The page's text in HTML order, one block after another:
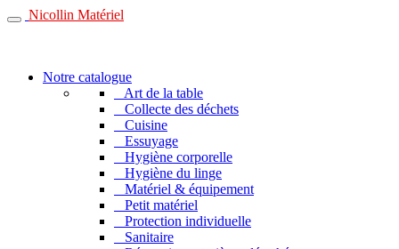
Nicollin Matériel
Notre catalogue
Art de la table
Collecte des déchets
Cuisine
Essuyage
Hygiène corporelle
Hygiène du linge
Matériel & équipement
Petit matériel
Protection individuelle
Sanitaire